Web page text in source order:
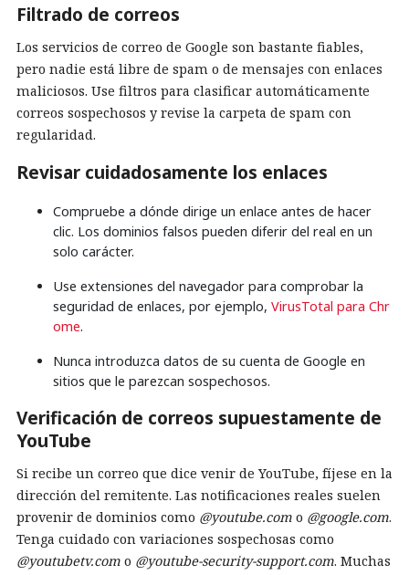
Filtrado de correos
Los servicios de correo de Google son bastante fiables,
pero nadie está libre de spam o de mensajes con enlaces
maliciosos. Use filtros para clasificar automáticamente
correos sospechosos y revise la carpeta de spam con
regularidad.
Revisar cuidadosamente los enlaces
Compruebe a dónde dirige un enlace antes de hacer
clic. Los dominios falsos pueden diferir del real en un
solo carácter.
Use extensiones del navegador para comprobar la
seguridad de enlaces, por ejemplo, VirusTotal para Chr
ome.
Nunca introduzca datos de su cuenta de Google en
sitios que le parezcan sospechosos.
Verificación de correos supuestamente de
YouTube
Si recibe un correo que dice venir de YouTube, fíjese en la
dirección del remitente. Las notificaciones reales suelen
provenir de dominios como @youtube.com o @google.com.
Tenga cuidado con variaciones sospechosas como
@youtubetv.com o @youtube-security-support.com. Muchas